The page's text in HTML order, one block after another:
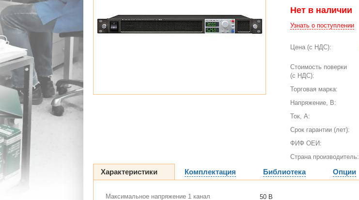
Нет в наличии
Узнать о поступлении
Цена (с НДС):
Стоимость поверки
(с НДС):
Торговая марка:
Напряжение, В:
Ток, А:
Срок гарантии (лет):
ФИФ ОЕИ:
Страна производитель:
Характеристики Комплектация Библиотека Опции
Максимальное напряжение 1 канал
50 В